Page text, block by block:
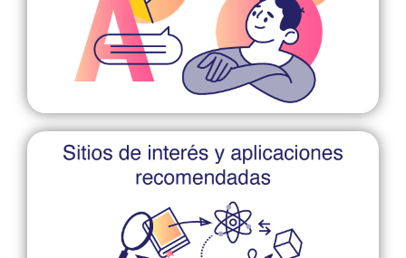
Generador de cursos y foros
Herramientas de gran utilidad donde podrás:
sugerimos gran variedad de sitos y aplicaciones
que favorecen el proceso de enseñanza-
aprendizaje y la adquisición de conocimientos de
manera interactiva.